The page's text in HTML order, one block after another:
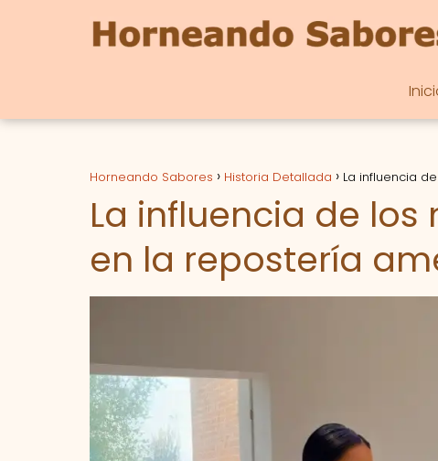
Horneando Sabores Historia Detallada La influencia
La influencia de
en la repostería